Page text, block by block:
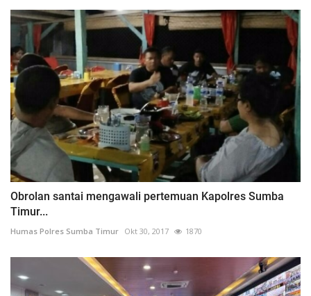
Obrolan santai mengawali pertemuan Kapolres Sumba
Timur...
Humas Polres Sumba Timur Okt 30, 2017 1870